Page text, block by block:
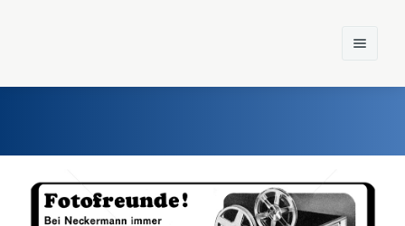
Einst und Heute